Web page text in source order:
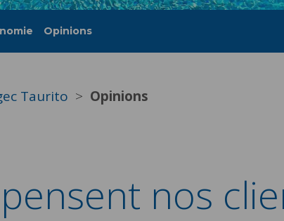
Opinions
Taurito Opinions
nos